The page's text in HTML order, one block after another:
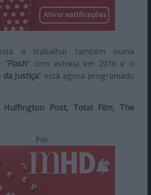
a trabalhar também numa
“Flash” com estreia em 2016 e o
da Justiça” está agora programado
Post, Total Film, The
Pub